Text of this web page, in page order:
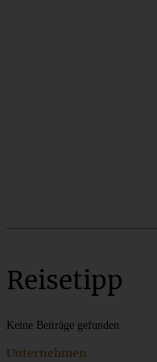
Reisetipp
Keine Beiträge gefunden
Unternehmen